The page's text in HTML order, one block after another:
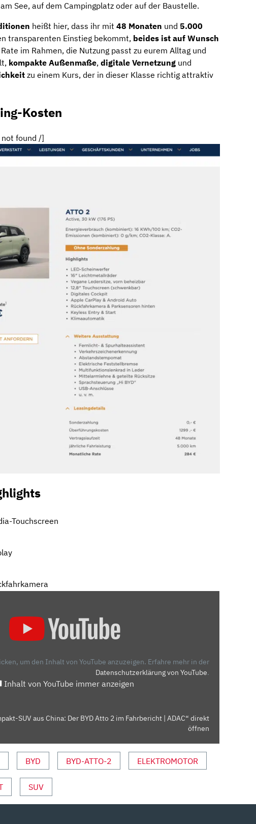
See, auf dem Campingplatz oder auf der Baustelle.
heißt hier, dass ihr mit 48 Monaten und 5.000
transparenten Einstieg bekommt, beides ist auf Wunsch
im Rahmen, die Nutzung passt zu eurem Alltag und
kompakte Außenmaße, digitale Vernetzung und
zu einem Kurs, der in dieser Klasse richtig attraktiv
Kosten
found /]
Touchscreen
um den Inhalt von YouTube anzuzeigen. Erfahre mehr in der
Datenschutzerklärung von YouTube.
Inhalt von YouTube immer anzeigen
SUV aus China: Der BYD Atto 2 im Fahrbericht | ADAC“ direkt
öffnen
BYD BYD-ATTO-2 ELEKTROMOTOR
SUV